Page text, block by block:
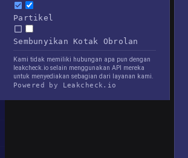
Partikel
Sembunyikan Kotak Obrolan
Kami tidak memiliki hubungan apa pun dengan
leakcheck.io selain menggunakan API mereka
untuk menyediakan sebagian dari layanan kami.
Powered by Leakcheck.io